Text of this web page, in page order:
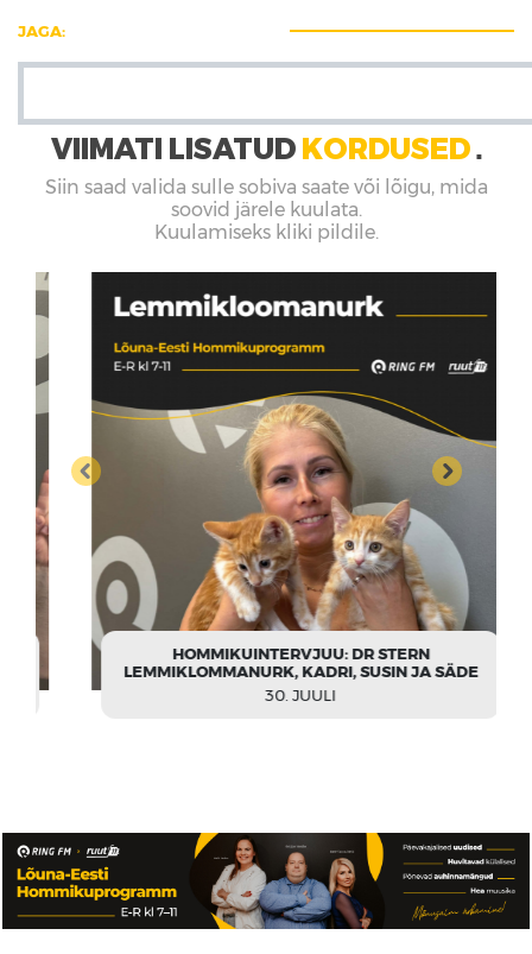
JAGA:
VIIMATI LISATUD KORDUSED ■
Siin saad valida sulle sobiva saate või lõigu, mida
soovid järele kuulata.
Kuulamiseks kliki pildile.
HOMMIKUINTERVJUU: DR STERN
LEMMIKLOMMANURK, KADRI, SUSIN JA SÄDE
30. JUULI